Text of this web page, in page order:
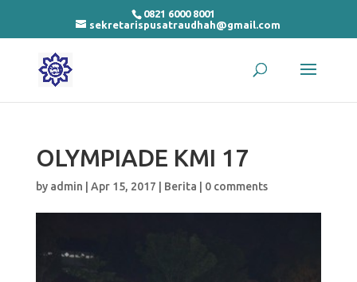
0821 6000 8001
sekretarispusatraudhah@gmail.com
OLYMPIADE KMI 17
by admin Apr 15, 2017 Berita 0 comments